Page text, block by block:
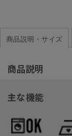
商品説明・サイズ
商品説明
主な機能